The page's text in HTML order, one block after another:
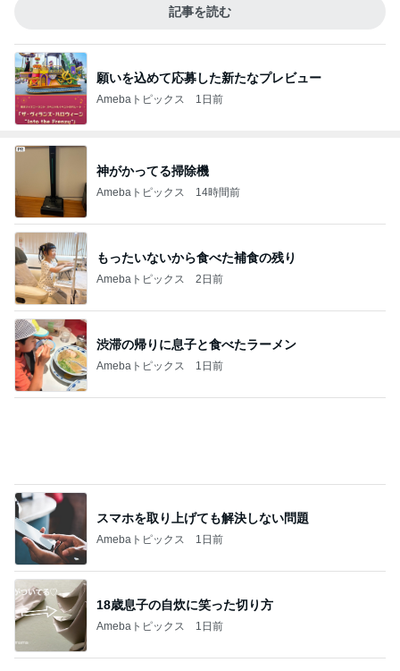
記事を読む
願いを込めて応募した新たなプレビュー
Amebaトピックス 1日前
神がかってる掃除機
Amebaトピックス 14時間前
もったいないから食べた補食の残り
Amebaトピックス 2日前
渋滞の帰りに息子と食べたラーメン
Amebaトピックス 1日前
18歳息子の自炊に笑った切り方
Amebaトピックス 1日前